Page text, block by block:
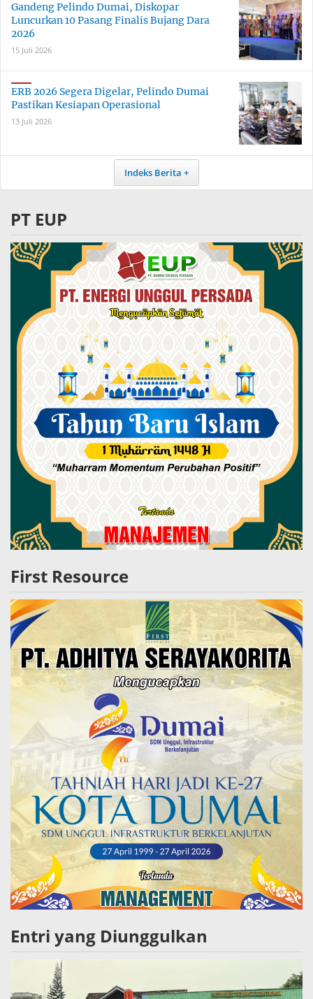
Gandeng Pelindo Dumai, Diskopar
Luncurkan 10 Pasang Finalis Bujang Dara
2026
15 Juli 2026
ERB 2026 Segera Digelar, Pelindo Dumai
Pastikan Kesiapan Operasional
13 Juli 2026
Indeks Berita
PT EUP
First Resource
Entri yang Diunggulkan